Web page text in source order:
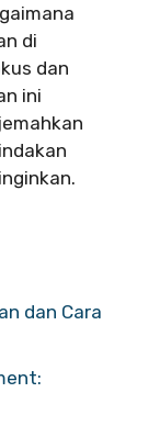
di
dan
ini
dan Cara